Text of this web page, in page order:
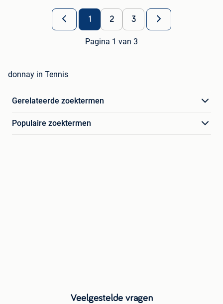
1 2 3
Pagina 1 van 3
donnay in Tennis
Gerelateerde zoektermen
Populaire zoektermen
Veelgestelde vragen